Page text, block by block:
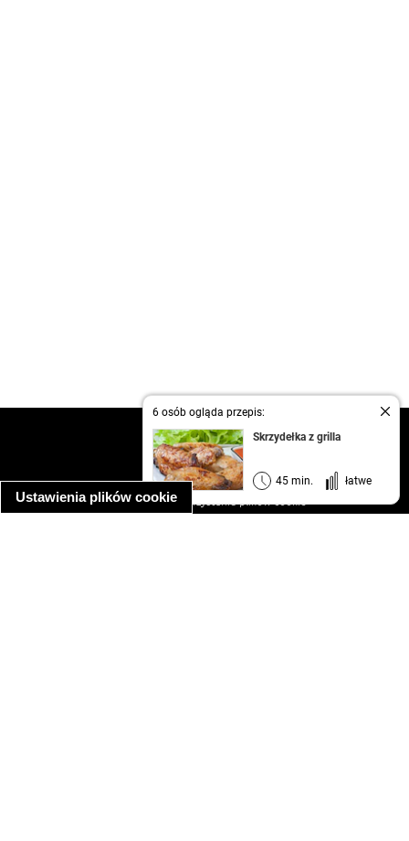
Ustawienia plików cookie
6 osób ogląda przepis:
Skrzydełka z grilla
45 min. łatwe
kontakt
regulamin
informacja o prywatności
informacja o wykorzystaniu plików cookie